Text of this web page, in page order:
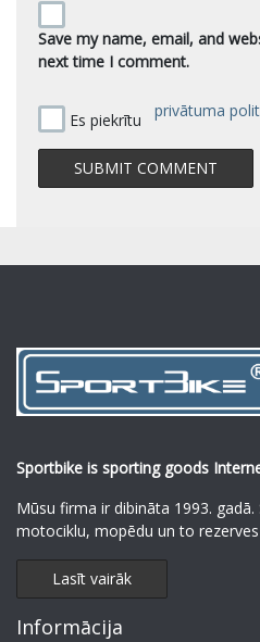
Save my name, email, and
next time I comment.
Es piekrītu privātuma
Sportbike is sporting goods
Mūsu firma ir dibināta 1993.
motociklu, mopēdu un to
Lasīt vairāk
Informācija